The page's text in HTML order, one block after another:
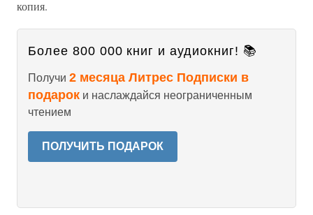
копия.
Более 800 000 книг и аудиокниг! 📚
Получи 2 месяца Литрес Подписки в
подарок и наслаждайся неограниченным
чтением
ПОЛУЧИТЬ ПОДАРОК